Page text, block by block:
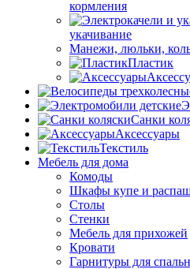
кормления
укачивание
Манежи, люльки,
Пластик
Санки
Аксессуары
Текстиль
Мебель для дома
Комоды
Шкафы купе и
Столы
Стенки
Мебель для прихожей
Кровати
Гарнитуры для